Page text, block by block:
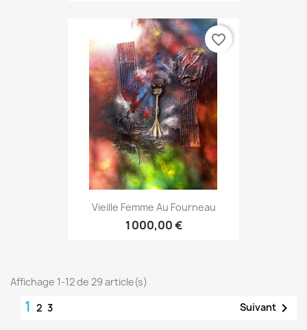
Vieille Femme Au Fourneau
1 000,00 €
favorite_border
Affichage 1-12 de 29 article(s)
1 2 3 Suivant 